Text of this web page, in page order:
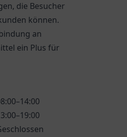
die Besucher
können.
an
ein Plus für